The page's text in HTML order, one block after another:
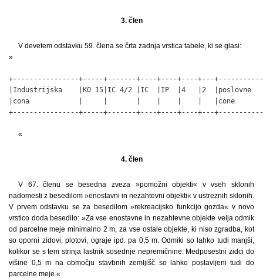
3. člen
V devetem odstavku 59. člena se črta zadnja vrstica tabele, ki se glasi:
»
+----------------+-----+-------+----+----+----+---
|Industrijska    |KO 15|IC 4/2 |IC  |IP  |4   |2  |poslovne
|cona            |     |       |    |    |    |   |cone
+----------------+-----+-------+----+----+----+---
«
4. člen
V 67. členu se besedna zveza »pomožni objekti« v vseh sklonih
nadomesti z besedilom »enostavni in nezahtevni objekti« v ustreznih sklonih.
V prvem odstavku se za besedilom »rekreacijsko funkcijo gozda« v novo
vrstico doda besedilo: »Za vse enostavne in nezahtevne objekte velja odmik
od parcelne meje minimalno 2 m, za vse ostale objekte, ki niso zgradba, kot
so oporni zidovi, plotovi, ograje ipd. pa 0,5 m. Odmiki so lahko tudi manjši,
kolikor se s tem strinja lastnik sosednje nepremičnine. Medposestni zidci do
višine 0,5 m na območju stavbnih zemljišč so lahko postavljeni tudi do
parcelne meje.«